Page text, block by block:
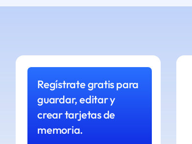
Regístrate gratis para
guardar, editar y
crear tarjetas de
memoria.